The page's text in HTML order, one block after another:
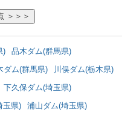
)
品木ダム(群馬県)
ダム(群馬県)
川俣ダム(栃木県)
下久保ダム(埼玉県)
玉県)
浦山ダム(埼玉県)